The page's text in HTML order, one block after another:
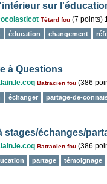
sur
Tétard fou (7 points)
éducation changement
à Questions
Batracien fou (386
échanger partage-de-
stages/échanges/
Batracien fou (386
partage témoignage